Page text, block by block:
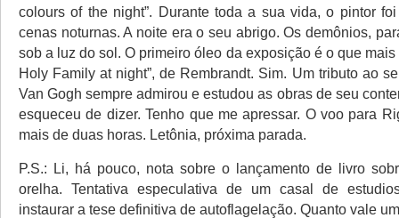
colours of the night”. Durante toda a sua vida, o pintor
cenas noturnas. A noite era o seu abrigo. Os demônios,
sob a luz do sol. O primeiro óleo da exposição é o que mais
Holy Family at night”, de Rembrandt. Sim. Um tributo ao
Van Gogh sempre admirou e estudou as obras de seu
esqueceu de dizer. Tenho que me apressar. O voo para
mais de duas horas. Letônia, próxima parada.
P.S.: Li, há pouco, nota sobre o lançamento de livro
orelha. Tentativa especulativa de um casal de
instaurar a tese definitiva de autoflagelação. Quanto vale